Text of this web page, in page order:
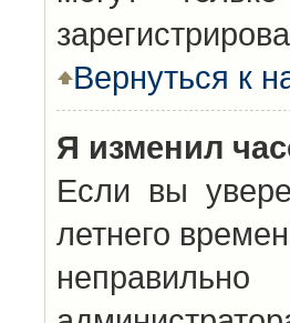
Вернуться к
Я изменил
Если вы
летнего